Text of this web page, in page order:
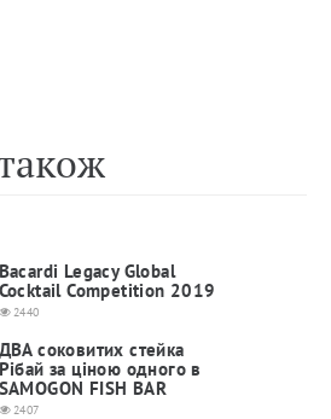
Bacardi Legacy Global
Cocktail Competition 2019
2440
ДВА соковитих стейка
Рібай за ціною одного в
SAMOGON FISH BAR
2407